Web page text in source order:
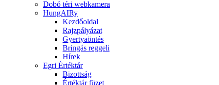
Dobó téri webkamera
HungAIRy
Kezdőoldal
Rajzpályázat
Gyertyaöntés
Bringás reggeli
Hírek
Egri Értéktár
Bizottság
Értéktár füzet